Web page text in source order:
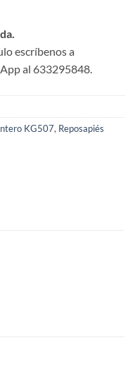
escríbenos a
al 633295848.
KG507, Reposapiés